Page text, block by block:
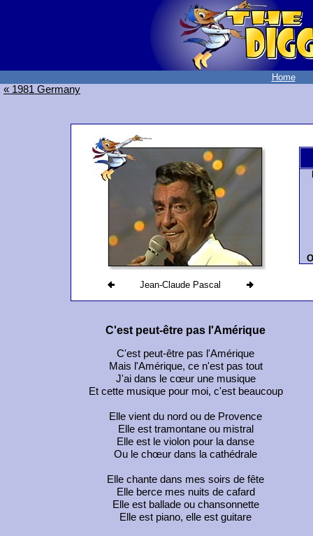
Home
« 1981 Germany
Jean-Claude Pascal
C'est peut-être pas l'Amérique
C'est peut-être pas l'Amérique
Mais l'Amérique, ce n'est pas tout
J'ai dans le cœur une musique
Et cette musique pour moi, c'est beaucoup
Elle vient du nord ou de Provence
Elle est tramontane ou mistral
Elle est le violon pour la danse
Ou le chœur dans la cathédrale
Elle chante dans mes soirs de fête
Elle berce mes nuits de cafard
Elle est ballade ou chansonnette
Elle est piano, elle est guitare